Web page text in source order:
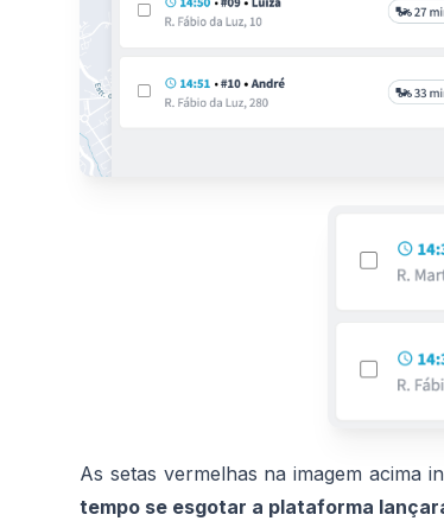
As setas vermelhas na imagem acima
tempo se esgotar a plataforma